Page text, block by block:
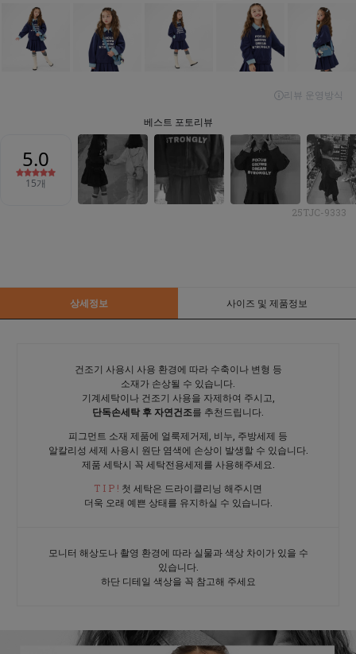
25TJC-9333
상세정보 사이즈 및 제품정보
건조기 사용시 사용 환경에 따라 수축이나 변형 등
소재가 손상될 수 있습니다.
기계세탁이나 건조기 사용을 자제하여 주시고,
단독손세탁 후 자연건조를 추천드립니다.
피그먼트 소재 제품에 얼룩제거제, 비누, 주방세제 등
알칼리성 세제 사용시 원단 염색에 손상이 발생할 수 있습니다.
제품 세탁시 꼭 세탁전용세제를 사용해주세요.
T I P ! 첫 세탁은 드라이클리닝 해주시면
더욱 오래 예쁜 상태를 유지하실 수 있습니다.
모니터 해상도나 촬영 환경에 따라 실물과 색상 차이가 있을 수
있습니다.
하단 디테일 색상을 꼭 참고해 주세요